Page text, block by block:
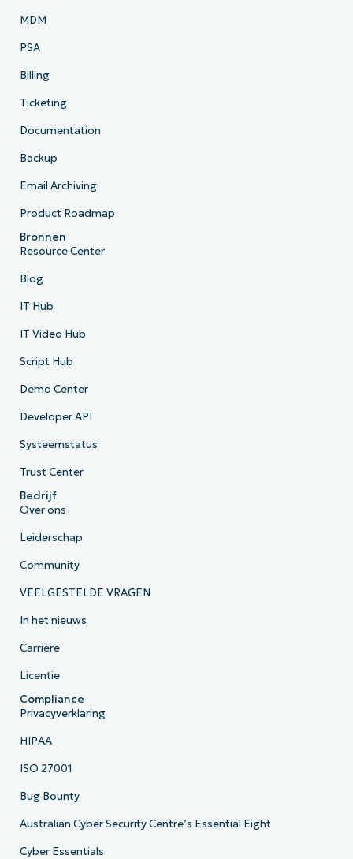
MDM
PSA
Billing
Ticketing
Documentation
Backup
Email Archiving
Product Roadmap
Bronnen
Resource Center
Blog
IT Hub
IT Video Hub
Script Hub
Demo Center
Developer API
Systeemstatus
Trust Center
Bedrijf
Over ons
Leiderschap
Community
VEELGESTELDE VRAGEN
In het nieuws
Carrière
Licentie
Compliance
Privacyverklaring
HIPAA
ISO 27001
Bug Bounty
Australian Cyber Security Centre’s Essential Eight
Cyber Essentials